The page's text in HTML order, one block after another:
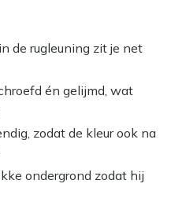
de rugleuning zit je net
én gelijmd, wat
zodat de kleur ook na
ondergrond zodat hij